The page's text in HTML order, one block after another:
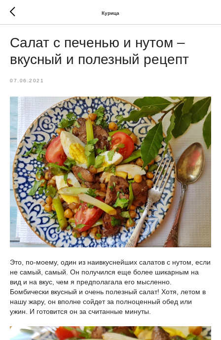
Курица
Салат с печенью и нутом –
вкусный и полезный рецепт
07.06.2021
Это, по-моему, один из наивкуснейших салатов с нутом, если
не самый, самый. Он получился еще более шикарным на
вид и на вкус, чем я предполагала его мысленно.
Бомбически вкусный и очень полезный салат! Хотя, летом в
нашу жару, он вполне сойдет за полноценный обед или
ужин. И готовится он за считанные минуты.